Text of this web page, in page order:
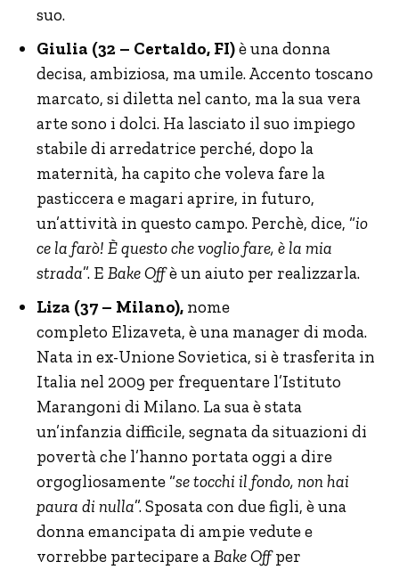
suo.
Giulia (32 – Certaldo, FI)è una donna
decisa, ambiziosa, ma umile. Accento toscano
marcato, si diletta nel canto, ma la sua vera
arte sono i dolci. Ha lasciato il suo impiego
stabile di arredatrice perché, dopo la
maternità, ha capito che voleva fare la
pasticcera e magari aprire, in futuro,
un’attività in questo campo. Perchè, dice, “io
ce la farò! È questo che voglio fare, è la mia
strada”. E Bake Offè un aiuto per realizzarla.
Liza (37 – Milano), nome
completo Elizaveta, è una manager di moda.
Nata in ex-Unione Sovietica, si è trasferita in
Italia nel 2009 per frequentare l’Istituto
Marangoni di Milano. La sua è stata
un’infanzia difficile, segnata da situazioni di
povertà che l’hanno portata oggi a dire
orgogliosamente “se tocchi il fondo, non hai
paura di nulla”. Sposata con due figli, è una
donna emancipata di ampie vedute e
vorrebbe partecipare aBake Offper